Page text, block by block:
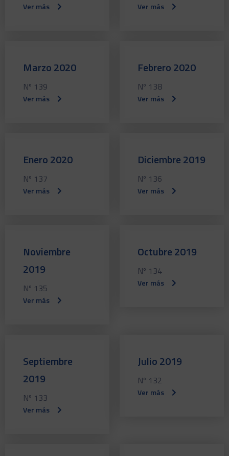
Ver más Ver más
Marzo 2020
Nº 139
Ver más
Febrero 2020
Nº 138
Ver más
Enero 2020
Nº 137
Ver más
Diciembre 2019
Nº 136
Ver más
Noviembre
2019
Nº 135
Ver más
Octubre 2019
Nº 134
Ver más
Septiembre
2019
Nº 133
Ver más
Julio 2019
Nº 132
Ver más